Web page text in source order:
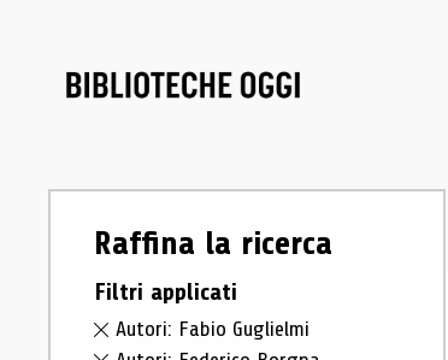
Raffina la ricerca
Filtri applicati
Autori: Fabio Guglielmi